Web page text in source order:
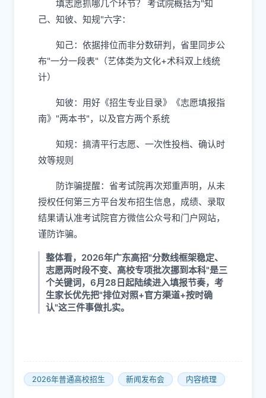
填志愿抓哪几个环节？​ 考试院概括为"知
己、知彼、知规"六字：
知己：依据排位而非分数研判，省里同步公
布"一分一段表"（艺体类为文化+术科双上线统
计）
知彼：用好《招生专业目录》《志愿填报指
南》"两本书"，以及官方两个系统
知规：搞清平行志愿、一次性投档、确认时
效等规则
防诈骗提醒：省考试院再次郑重声明，从未
授权任何第三方平台发布招生信息，成绩、录取
结果请认准考试院官方微信公众号和门户网站，
谨防诈骗。
整体看，2026年广东高招"分数线框架稳定、
志愿两时段不变、高校专项批次挪到本科"是三
个关键词，6月28日起陆续进入填报节奏，考
生家长优先把"排位对照+官方渠道+按时确
认"这三件事做扎实。
2026年普通高校招生 新闻发布会 内容梳理